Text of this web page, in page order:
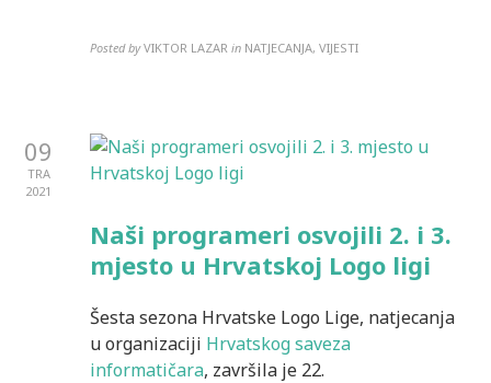
Posted by VIKTOR LAZAR in NATJECANJA, VIJESTI
09
TRA
2021
Naši programeri osvojili 2. i 3.
mjesto u Hrvatskoj Logo ligi
Šesta sezona Hrvatske Logo Lige, natjecanja
u organizaciji Hrvatskog saveza
informatičara, završila je 22.